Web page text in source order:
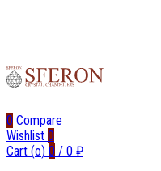
0 Compare
Wishlist 0
Cart (o) 0 / 0 ₽